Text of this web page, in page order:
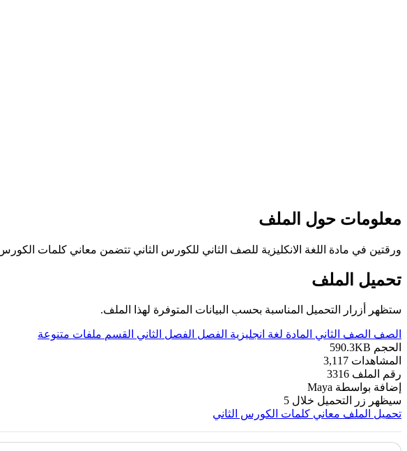
معلومات حول الملف
ورقتين في مادة اللغة الانكليزية للصف الثاني للكورس الثاني تتضمن معاني كلمات الكورس
تحميل الملف
ستظهر أزرار التحميل المناسبة بحسب البيانات المتوفرة لهذا الملف.
الصف الصف الثاني المادة لغة انجليزية الفصل الفصل الثاني القسم ملفات متنوعة
الحجم 590.3KB
المشاهدات 3,117
رقم الملف 3316
إضافة بواسطة Maya
سيظهر زر التحميل خلال 5
تحميل الملف معاني كلمات الكورس الثاني